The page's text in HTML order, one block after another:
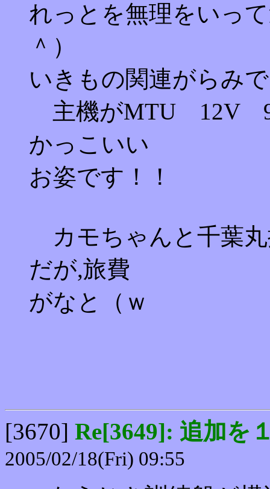
れっとを無理をいっ
＾）
いきもの関連がらみ
主機がMTU 12V
かっこいい
お姿です！！
カモちゃんと千葉
だが,旅費
がなと（ｗ
[3670] Re[3649]: 追加を
2005/02/18(Fri) 09:55